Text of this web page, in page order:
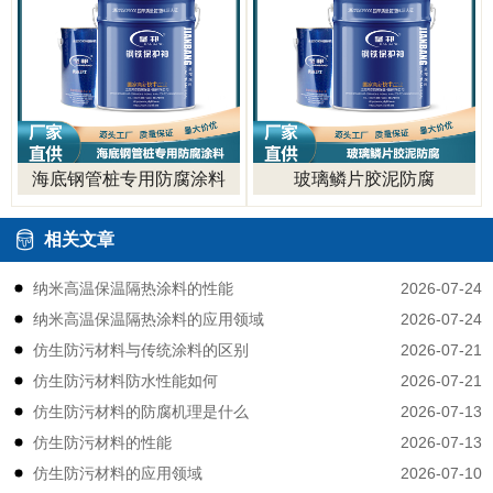
海底钢管桩专用防腐涂料 玻璃鳞片胶泥防腐
相关文章
2026-07-24
纳米高温保温隔热涂料的性能
2026-07-24
纳米高温保温隔热涂料的应用领域
2026-07-21
仿生防污材料与传统涂料的区别
2026-07-21
仿生防污材料防水性能如何
2026-07-13
仿生防污材料的防腐机理是什么
2026-07-13
仿生防污材料的性能
2026-07-10
仿生防污材料的应用领域